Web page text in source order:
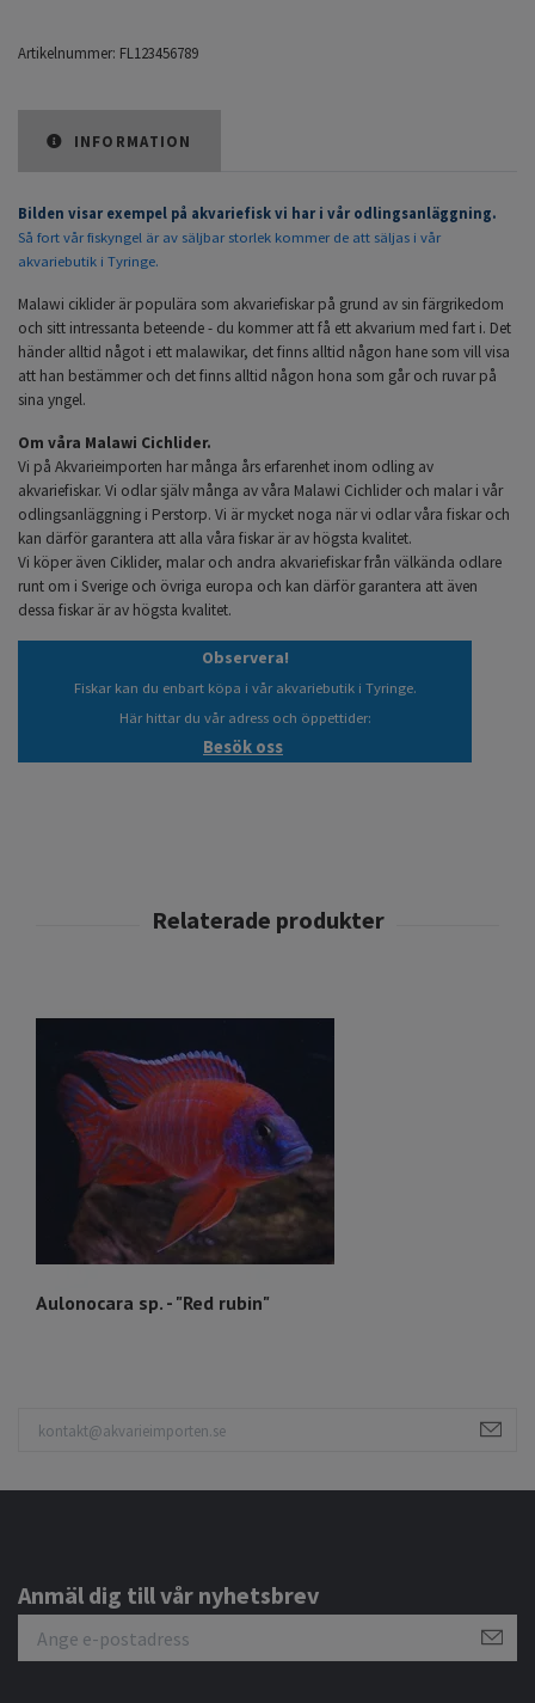
Artikelnummer: FL123456789
INFORMATION
Bilden visar exempel på akvariefisk vi har i vår odlingsanläggning.
Så fort vår fiskyngel är av säljbar storlek kommer de att säljas i vår
akvariebutik i Tyringe.
Malawi ciklider är populära som akvariefiskar på grund av sin färgrikedom
och sitt intressanta beteende - du kommer att få ett akvarium med fart i. Det
händer alltid något i ett malawikar, det finns alltid någon hane som vill visa
att han bestämmer och det finns alltid någon hona som går och ruvar på
sina yngel.
Om våra Malawi Cichlider.
Vi på Akvarieimporten har många års erfarenhet inom odling av
akvariefiskar. Vi odlar själv många av våra Malawi Cichlider och malar i vår
odlingsanläggning i Perstorp. Vi är mycket noga när vi odlar våra fiskar och
kan därför garantera att alla våra fiskar är av högsta kvalitet.
Vi köper även Ciklider, malar och andra akvariefiskar från välkända odlare
runt om i Sverige och övriga europa och kan därför garantera att även
dessa fiskar är av högsta kvalitet.
Observera!
Fiskar kan du enbart köpa i vår akvariebutik i Tyringe.
Här hittar du vår adress och öppettider:
Besök oss
Aulonocara sp. - "Red rubin"
Anmäl dig till vår nyhetsbrev